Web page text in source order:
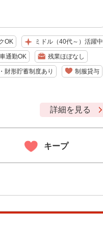
OK ミドル（40代～）活躍中
車通勤OK 残業ほぼなし
財形貯蓄制度あり 制服貸与
詳細を見る
キープ